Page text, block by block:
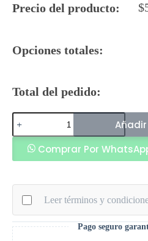
Precio del producto: $
Opciones totales:
Total del pedido:
Rinat
Guantes
de
Arquero
Egotiko
Vino
cantidad
Comprar Por
Leer términos y
Pago seguro